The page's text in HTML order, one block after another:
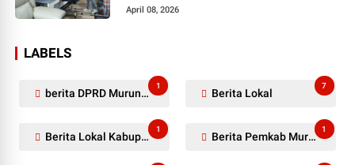
April 08, 2026
LABELS
berita DPRD Murung Raya
1
Berita Lokal
7
Berita Lokal Kabupaten Barito Utara
1
Berita Pemkab Murung Raya
1